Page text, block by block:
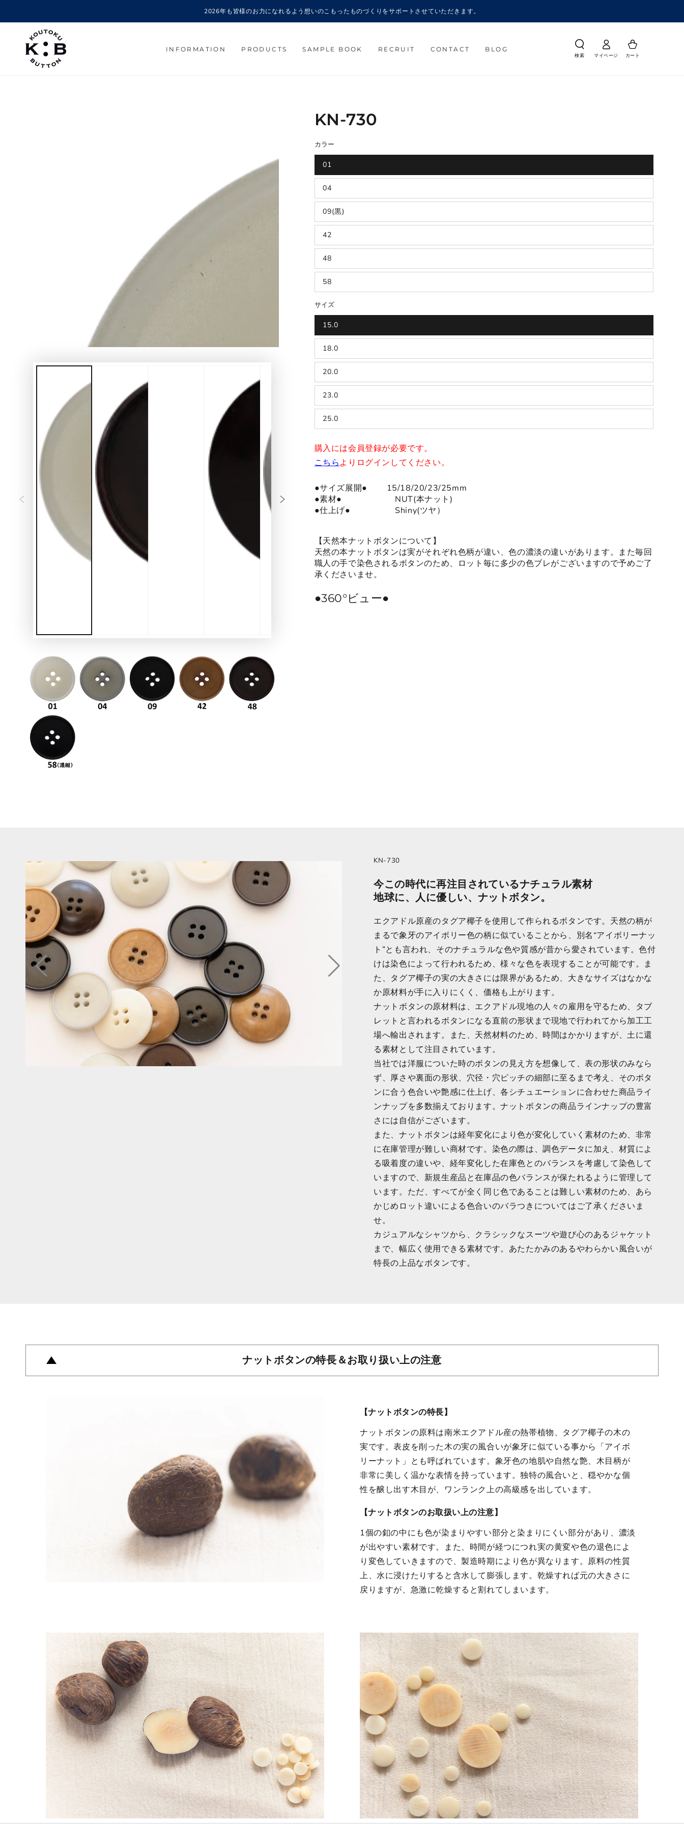
2026年も皆様のお力になれるよう想いのこもったものづくりをサポートさせていただきます。
INFORMATION PRODUCTS SAMPLE BOOK RECRUIT CONTACT BLOG
検索 マイページ カート
KN-730
カラー
01
04
09(黒)
42
48
58
サイズ
15.0
18.0
20.0
23.0
25.0
購入には会員登録が必要です。
こちらよりログインしてください。
●サイズ展開● 15/18/20/23/25mm
●素材● NUT(本ナット)
●仕上げ● Shiny(ツヤ）
【天然本ナットボタンについて】
天然の本ナットボタンは実がそれぞれ色柄が違い、色の濃淡の違いがあります。また毎回
職人の手で染色されるボタンのため、ロット毎に多少の色ブレがございますので予めご了
承くださいませ。
●360°ビュー●
KN-730
今この時代に再注目されているナチュラル素材
地球に、人に優しい、ナットボタン。
エクアドル原産のタグア椰子を使用して作られるボタンです。天然の柄が
まるで象牙のアイボリー色の柄に似ていることから、別名“アイボリーナッ
ト”とも言われ、そのナチュラルな色や質感が昔から愛されています。色付
けは染色によって行われるため、様々な色を表現することが可能です。ま
た、タグア椰子の実の大きさには限界があるため、大きなサイズはなかな
か原材料が手に入りにくく、価格も上がります。
ナットボタンの原材料は、エクアドル現地の人々の雇用を守るため、タブ
レットと言われるボタンになる直前の形状まで現地で行われてから加工工
場へ輸出されます。また、天然材料のため、時間はかかりますが、土に還
る素材として注目されています。
当社では洋服についた時のボタンの見え方を想像して、表の形状のみなら
ず、厚さや裏面の形状、穴径・穴ピッチの細部に至るまで考え、そのボタ
ンに合う色合いや艶感に仕上げ、各シチュエーションに合わせた商品ライ
ンナップを多数揃えております。ナットボタンの商品ラインナップの豊富
さには自信がございます。
また、ナットボタンは経年変化により色が変化していく素材のため、非常
に在庫管理が難しい商材です。染色の際は、調色データに加え、材質によ
る吸着度の違いや、経年変化した在庫色とのバランスを考慮して染色して
いますので、新規生産品と在庫品の色バランスが保たれるように管理して
います。ただ、すべてが全く同じ色であることは難しい素材のため、あら
かじめロット違いによる色合いのバラつきについてはご了承くださいま
せ。
カジュアルなシャツから、クラシックなスーツや遊び心のあるジャケット
まで、幅広く使用できる素材です。あたたかみのあるやわらかい風合いが
特長の上品なボタンです。
ナットボタンの特長＆お取り扱い上の注意
【ナットボタンの特長】
ナットボタンの原料は南米エクアドル産の熱帯植物、タグア椰子の木の
実です。表皮を削った木の実の風合いが象牙に似ている事から「アイボ
リーナット」とも呼ばれています。象牙色の地肌や自然な艶、木目柄が
非常に美しく温かな表情を持っています。独特の風合いと、穏やかな個
性を醸し出す木目が、ワンランク上の高級感を出しています。
【ナットボタンのお取扱い上の注意】
1個の釦の中にも色が染まりやすい部分と染まりにくい部分があり、濃淡
が出やすい素材です。また、時間が経つにつれ実の黄変や色の退色によ
り変色していきますので、製造時期により色が異なります。原料の性質
上、水に浸けたりすると含水して膨張します。乾燥すれば元の大きさに
戻りますが、急激に乾燥すると割れてしまいます。